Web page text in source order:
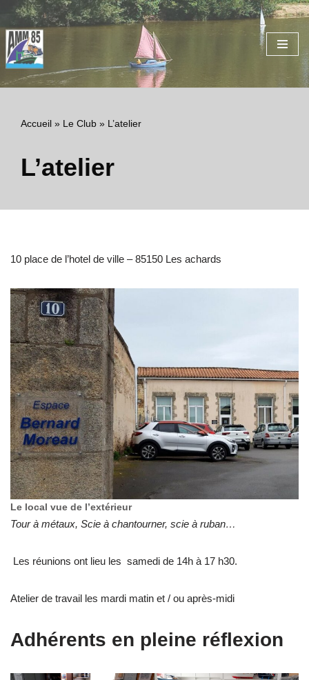
Aller
au
contenu
Accueil » Le Club » L’atelier
L’atelier
10 place de l’hotel de ville – 85150 Les achards
Le local vue de l’extérieur
Tour à métaux, Scie à chantourner, scie à ruban…
Les réunions ont lieu les samedi de 14h à 17 h30.
Atelier de travail les mardi matin et / ou après-midi
Adhérents en pleine réflexion